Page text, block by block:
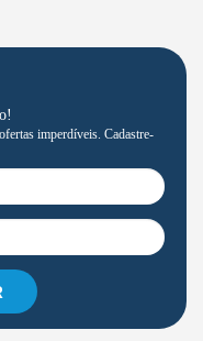
imperdíveis. Cadastre-